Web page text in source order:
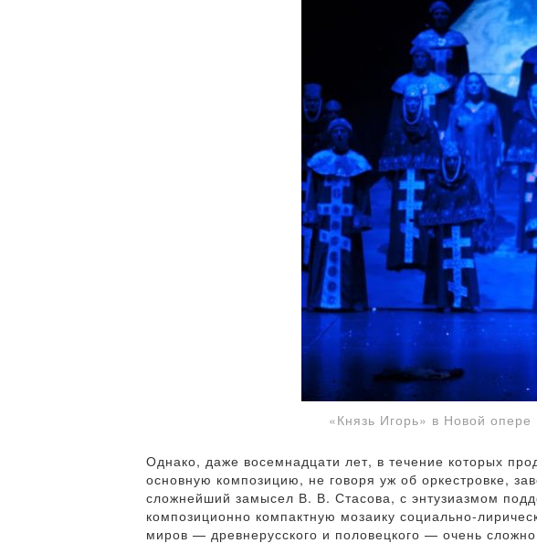
«Князь Игорь» в Новой опере
Однако, даже восемнадцати лет, в течение которых
основную композицию, не говоря уж об оркестровке,
сложнейший замысел В. В. Стасова, с энтузиазмом
композиционно компактную мозаику социально-
миров — древнерусского и половецкого — очень